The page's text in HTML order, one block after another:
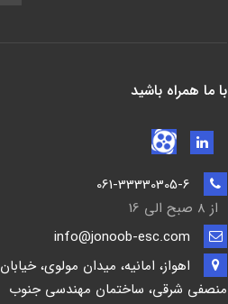
با ما همراه باشید
از 8 صبح الی 16
اهواز، امانیه، میدان مولوی، خیابان
منصفی شرقی، ساختمان مهندسی جنوب